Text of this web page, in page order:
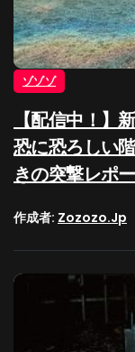
ゾゾゾ
【配信中！】
恐に恐ろしい
きの突撃レポ
作成者: Zozozo.jp